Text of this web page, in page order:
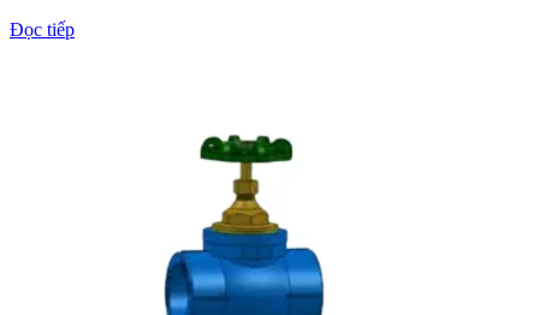
Đọc tiếp